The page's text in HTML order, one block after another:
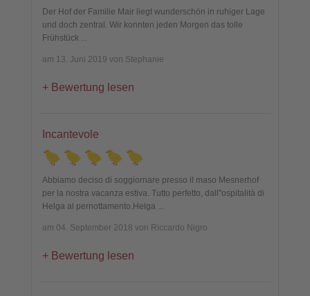
Der Hof der Familie Mair liegt wunderschön in ruhiger Lage
und doch zentral. Wir konnten jeden Morgen das tolle
Frühstück ...
am 13. Juni 2019 von Stephanie
Bewertung lesen
Incantevole
Abbiamo deciso di soggiornare presso il maso Mesnerhof
per la nostra vacanza estiva. Tutto perfetto, dall''ospitalità di
Helga al pernottamento.Helga ...
am 04. September 2018 von Riccardo Nigro
Bewertung lesen